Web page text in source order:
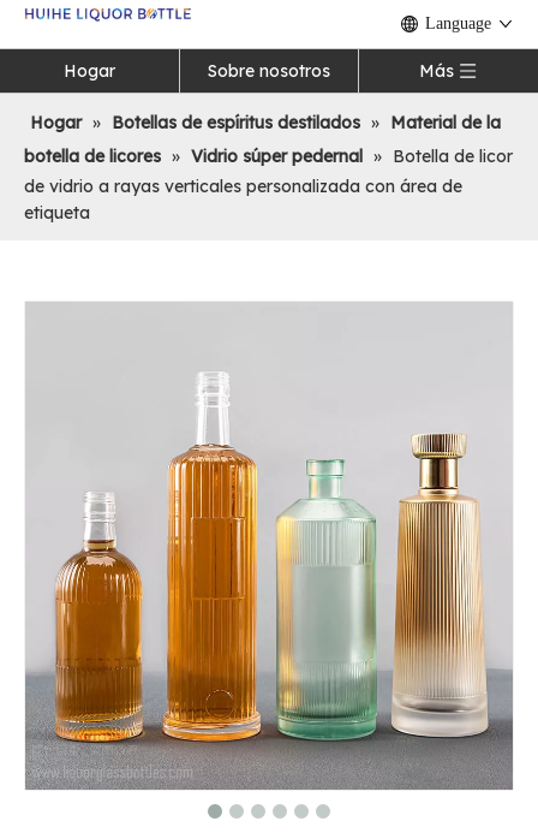
Language
Hogar Sobre nosotros Más
Hogar » Botellas de espíritus destilados » Material de la
botella de licores » Vidrio súper pedernal » Botella de licor
de vidrio a rayas verticales personalizada con área de
etiqueta